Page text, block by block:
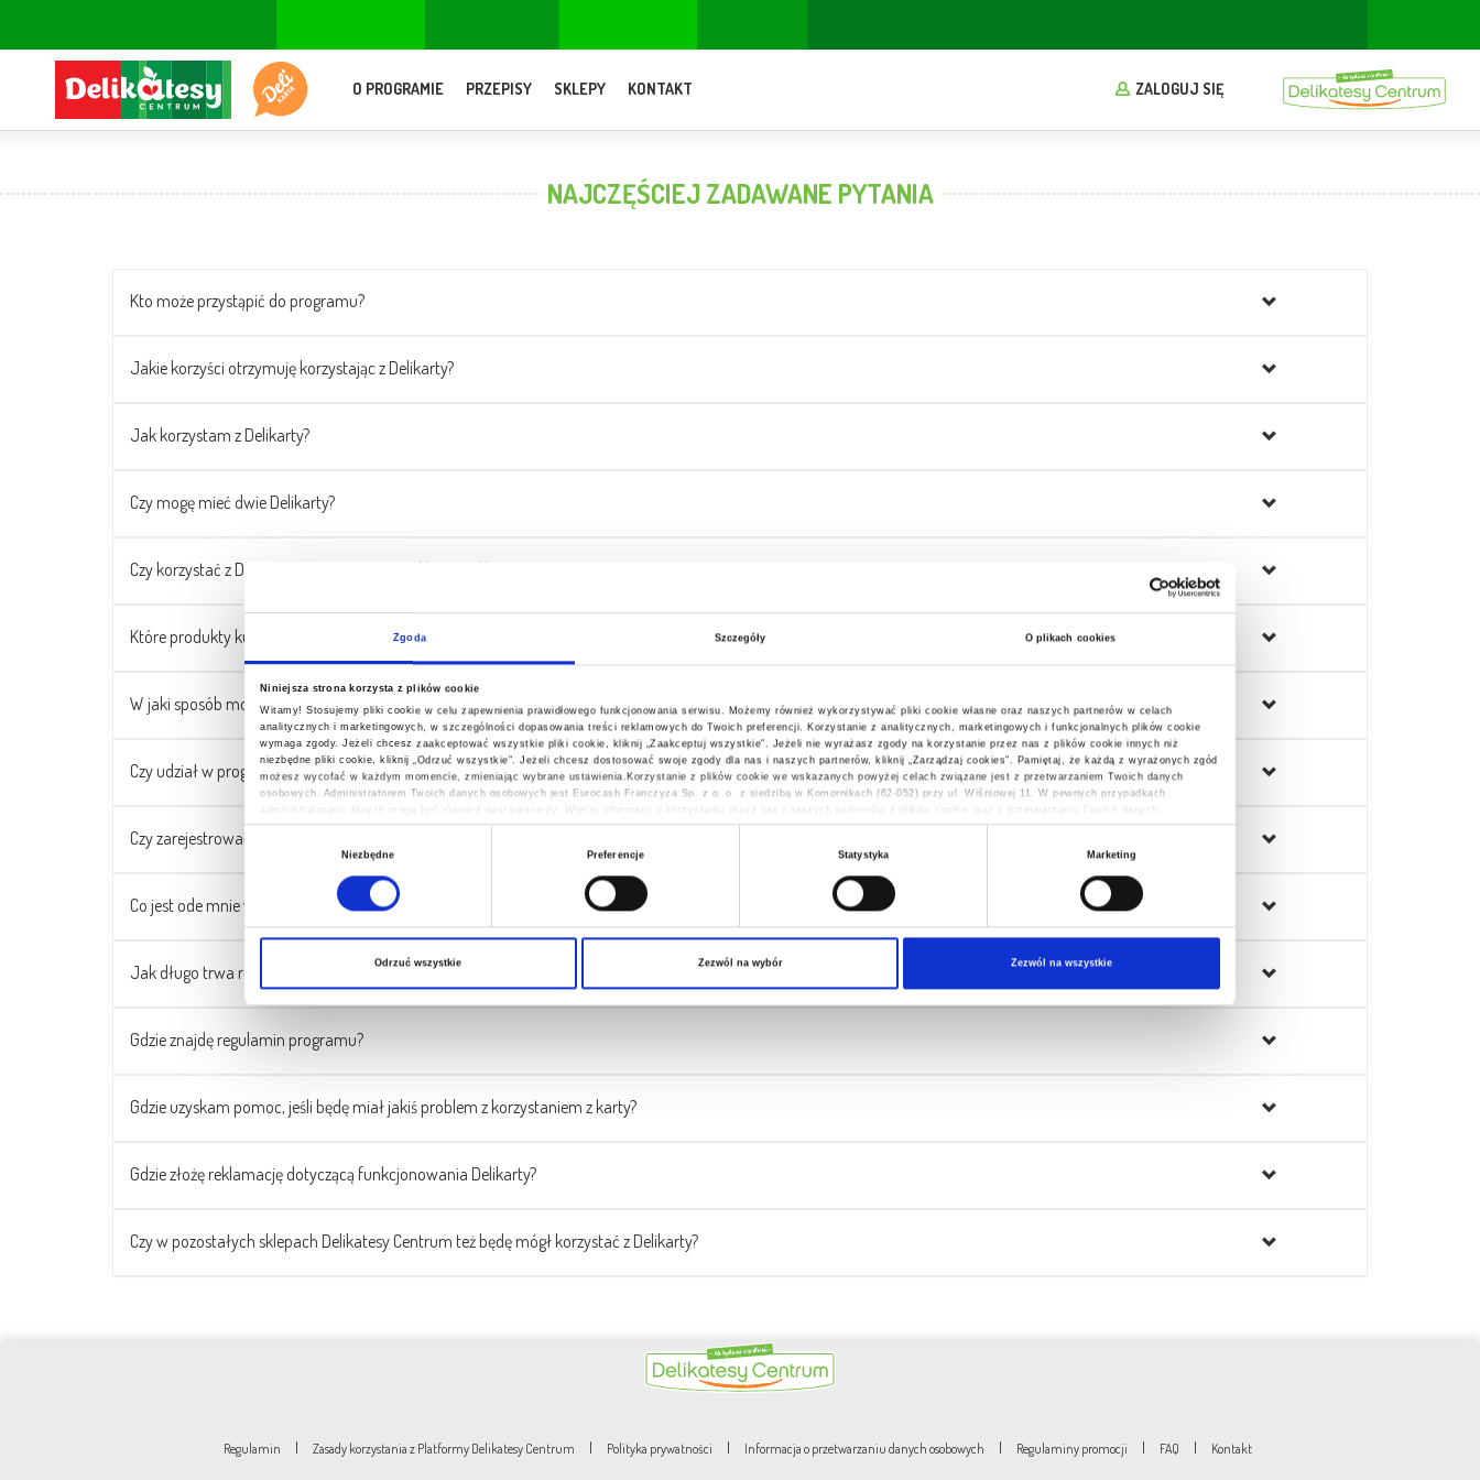
Zgoda Szczegóły O plikach cookies
Niniejsza strona korzysta z plików cookie
Witamy! Stosujemy pliki cookie w celu zapewnienia prawidłowego funkcjonowania serwisu. Możemy również wykorzystywać pliki cookie własne oraz naszych partnerów w celach
analitycznych i marketingowych, w szczególności dopasowania treści reklamowych do Twoich preferencji. Korzystanie z analitycznych, marketingowych i funkcjonalnych plików cookie
wymaga zgody. Jeżeli chcesz zaakceptować wszystkie pliki cookie, kliknij „Zaakceptuj wszystkie”. Jeżeli nie wyrażasz zgody na korzystanie przez nas z plików cookie innych niż
niezbędne pliki cookie, kliknij „Odrzuć wszystkie”. Jeżeli chcesz dostosować swoje zgody dla nas i naszych partnerów, kliknij „Zarządzaj cookies”. Pamiętaj, że każdą z wyrażonych zgód
możesz wycofać w każdym momencie, zmieniając wybrane ustawienia.Korzystanie z plików cookie we wskazanych powyżej celach związane jest z przetwarzaniem Twoich danych
osobowych. Administratorem Twoich danych osobowych jest Eurocash Franczyza Sp. z o. o. z siedzibą w Komornikach (62-052) przy ul. Wiśniowej 11. W pewnych przypadkach
administratorami danych mogą być również nasi partnerzy. Więcej informacji o korzystaniu przez nas i naszych partnerów z plików cookie oraz o przetwarzaniu Twoich danych
osobowych, w tym o przysługujących Ci uprawnieniach, znajdziesz w naszejPolityce Prywatności
Wybór
Niezbędne Preferencje Statystyka Marketing
Odrzuć wszystkie Zezwól na wybór Zezwól na wszystkie
O PROGRAMIE PRZEPISY SKLEPY KONTAKT ZALOGUJ SIĘ
NAJCZĘŚCIEJ ZADAWANE PYTANIA
Kto może przystąpić do programu?
Jakie korzyści otrzymuję korzystając z Delikarty?
Jak korzystam z Delikarty?
Czy mogę mieć dwie Delikarty?
Czy korzystać z Delikarty mogę w każdym sklepie Delikatesy Centrum?
Które produkty kupię w niższych cenach?
W jaki sposób mogę przystąpić do programu?
Czy udział w programie jest płatny?
Czy zarejestrować mogę się w każdym sklepie Delikatesy Centrum?
Co jest ode mnie wymagane w trakcie rejestracji w sklepie?
Jak długo trwa rejestracja do programu?
Gdzie znajdę regulamin programu?
Gdzie uzyskam pomoc, jeśli będę miał jakiś problem z korzystaniem z karty?
Gdzie złożę reklamację dotyczącą funkcjonowania Delikarty?
Czy w pozostałych sklepach Delikatesy Centrum też będę mógł korzystać z Delikarty?
Regulamin | Zasady korzystania z Platformy Delikatesy Centrum | Polityka prywatności | Informacja o przetwarzaniu danych osobowych | Regulaminy promocji | FAQ | Kontakt